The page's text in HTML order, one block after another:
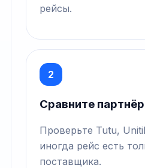
рейсы.
2
Сравните
Проверьте Tutu,
иногда рейс есть
поставщика.